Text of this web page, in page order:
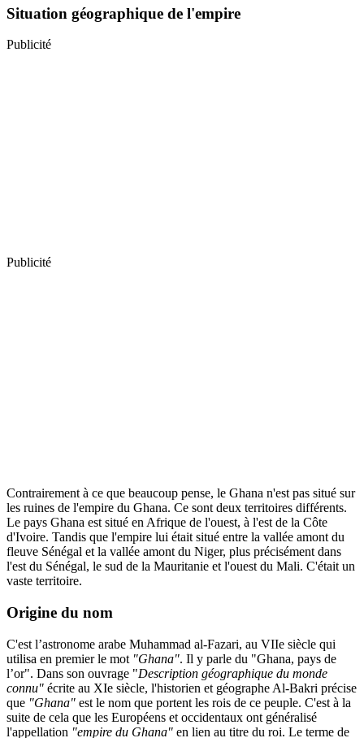
Situation géographique de l'empire
Publicité
Publicité
Contrairement à ce que beaucoup pense, le Ghana n'est pas situé sur
les ruines de l'empire du Ghana. Ce sont deux territoires différents.
Le pays Ghana est situé en Afrique de l'ouest, à l'est de la Côte
d'Ivoire. Tandis que l'empire lui était situé entre la vallée amont du
fleuve Sénégal et la vallée amont du Niger, plus précisément dans
l'est du Sénégal, le sud de la Mauritanie et l'ouest du Mali. C'était un
vaste territoire.
Origine du nom
C'est l’astronome arabe Muhammad al-Fazari, au VIIe siècle qui
utilisa en premier le mot "Ghana". Il y parle du "Ghana, pays de
l’or". Dans son ouvrage "Description géographique du monde
connu" écrite au XIe siècle, l'historien et géographe Al-Bakri précise
que "Ghana" est le nom que portent les rois de ce peuple. C'est à la
suite de cela que les Européens et occidentaux ont généralisé
l'appellation "empire du Ghana" en lien au titre du roi. Le terme de